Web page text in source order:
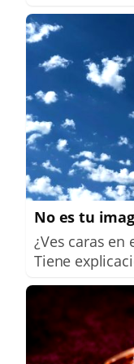
No es tu
¿Ves caras en
Tiene